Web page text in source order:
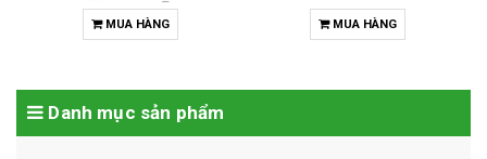
MUA HÀNG MUA HÀNG
Danh mục sản phẩm